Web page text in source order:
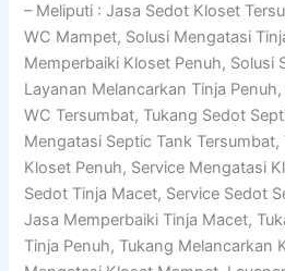
– Meliputi : Jasa Sedot Kloset
WC Mampet, Solusi Mengatasi
Memperbaiki Kloset Penuh, Solusi
Layanan Melancarkan Tinja
WC Tersumbat, Tukang Sedot
Mengatasi Septic Tank
Kloset Penuh, Service Mengatasi
Sedot Tinja Macet, Service Sedot
Jasa Memperbaiki Tinja Macet,
Tinja Penuh, Tukang Melancarkan